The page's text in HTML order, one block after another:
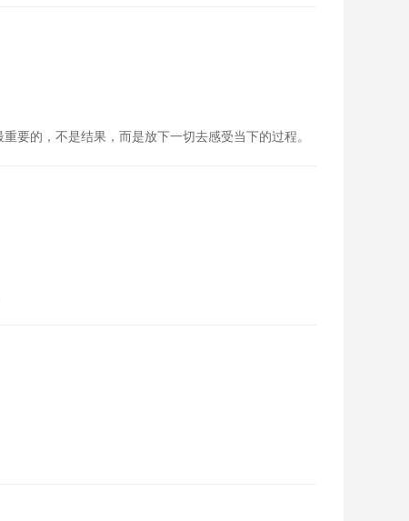
要的，不是结果，而是放下一切去感受当下的过程。